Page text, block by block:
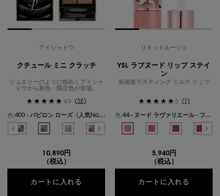
アイシャドウ
クチュール ミニ クラッチ
ジュエリーのように煌めくアイシャ
ドウから新色・限定色が登場。
4.9 (38)
色:
400 - バビロン ローズ〈人気No.1〉
色を選択してください
{1} の場合
のカラー クチュール ミニ クラッチ、1/19
ズ ドリーム のカラー クチュール ミニ クラッチ、2/19
択済み
- カスバ スパイシーズ のカラー クチュール ミニ クラッチ、3/19
選択済み
310 - エキゾチック ミラージュ のカラー クチュール ミニ クラッチ、4/19
400 - バビロン ローズ〈人気No.1〉 のカラー クチュール ミニ ク
選択済み
410 - フォービドゥン ウィスパー のカラー クチュール
選択済み
500 - メディナ グロウ のカラー クチュール ミ
600 - スポンティーニ リリー のカラ
700 - オーバー ノアール の
710 - オーバー ブ
選択済み
720 - キャ
10,890円
（税込）
カートに入れる クチュール ミニ クラッチ
リキッドルージュ
YSL ラブヌード リップ ステイ
ン
新感覚ラスティング ミルク リップ
5 (1)
色:
44 - ヌード ラヴァリエール - フレンチモードなミルキーピンク -
色を選択してください
{1} の場合
44 - ヌード ラヴァリエール - フ
1 - アンドレスド ピンク
610 - ヌード チ
選択済
530 -
5,940円
（税込）
カートに入れる